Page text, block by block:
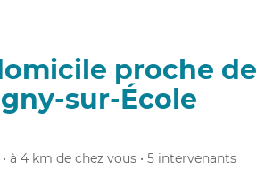
proche de
sur-École
• à 4 km de chez vous • 5 intervenants